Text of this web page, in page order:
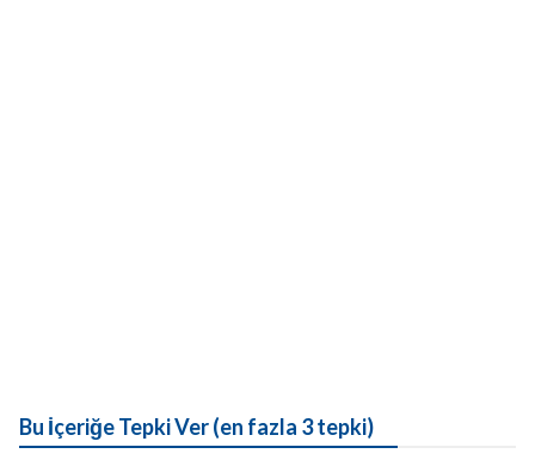
Bu İçeriğe Tepki Ver (en fazla 3 tepki)